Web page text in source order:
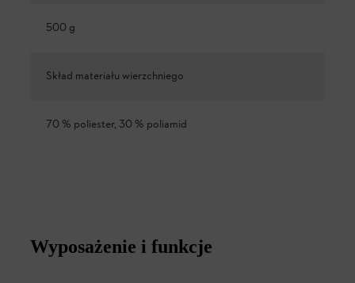
500 g
Skład materiału wierzchniego
70 % poliester, 30 % poliamid
Wyposażenie i funkcje